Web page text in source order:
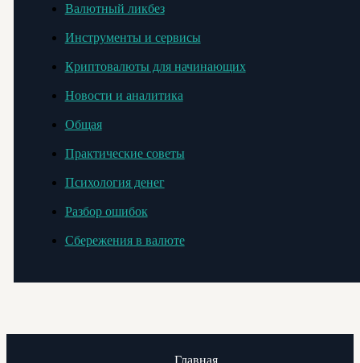
Валютный ликбез
Инструменты и сервисы
Криптовалюты для начинающих
Новости и аналитика
Общая
Практические советы
Психология денег
Разбор ошибок
Сбережения в валюте
Главная